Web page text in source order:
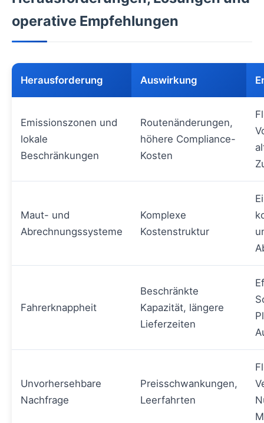
operative Empfehlungen
Herausforderung Auswirkung
Emissionszonen und
lokale
Beschränkungen
Routenänderungen,
höhere Compliance-
Kosten
Maut- und
Abrechnungssysteme
Komplexe
Kostenstruktur
Fahrerknappheit
Beschränkte
Kapazität, längere
Lieferzeiten
Unvorhersehbare
Nachfrage
Preisschwankungen,
Leerfahrten